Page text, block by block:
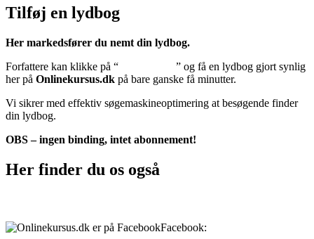
Tilføj en lydbog
Her markedsfører du nemt din lydbog.
Forfattere kan klikke på “
” og få en lydbog gjort synlig
her på Onlinekursus.dk på bare ganske få minutter.
Vi sikrer med effektiv søgemaskineoptimering at besøgende finder
din lydbog.
OBS – ingen binding, intet abonnement!
Her finder du os også
Facebook: